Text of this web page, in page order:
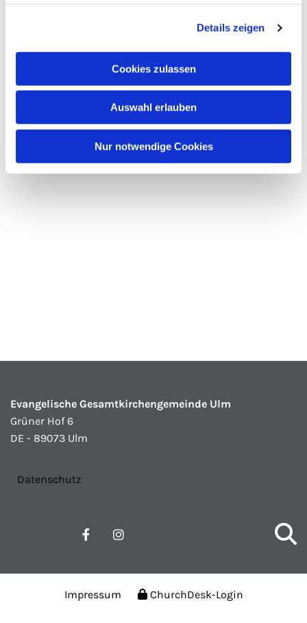
Details zeigen
Cookies zulassen
Auswahl erlauben
Nur notwendige Cookies
Evangelische Gesamtkirchengemeinde Ulm
Grüner Hof 6
DE - 89073 Ulm
Datenschutz
Impressum ChurchDesk-Login